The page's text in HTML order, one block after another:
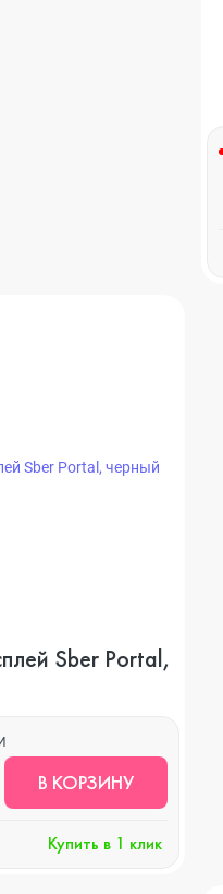
Sber Portal,
В КОРЗИНУ
Купить в 1 клик